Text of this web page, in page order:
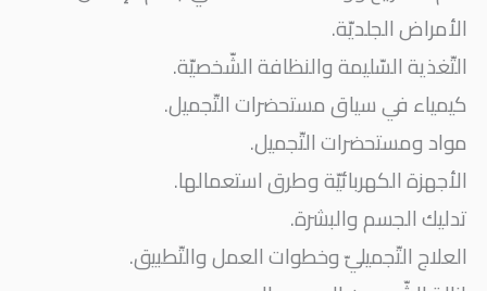
الأمراض الجلديّة.
التّغذية السّليمة والنظافة الشّخصيّة.
كيمياء في سياق مستحضرات التّجميل.
مواد ومستحضرات التّجميل.
الأجهزة الكهربائيّة وطرق استعمالها.
تدليك الجسم والبشرة.
العلاج التّجميليّ وخطوات العمل والتّطبيق.